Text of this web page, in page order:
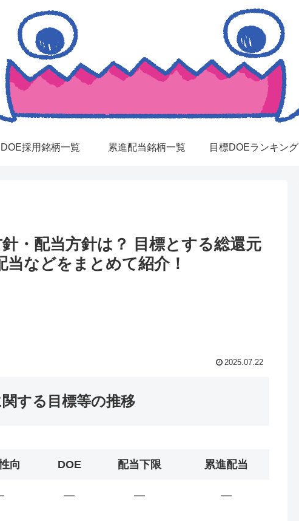
DOE採用銘柄一覧 累進配当銘柄一覧 目標DOEランキング
・配当方針は？ 目標とする総還元
などをまとめて紹介！
2025.07.22
する目標等の推移
向 DOE 配当下限 累進配当
― ― ―